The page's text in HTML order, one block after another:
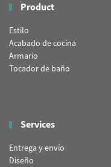
Product
Estilo
Acabado de cocina
Armario
Tocador de baño
Services
Entrega y envío
Diseño